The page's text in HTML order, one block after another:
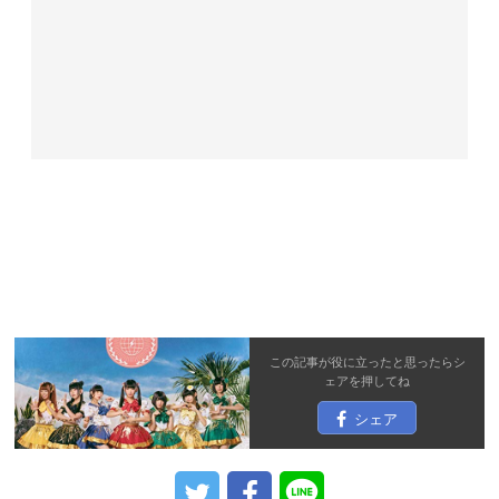
この記事が役に立ったと思ったらシ
ェアを押してね
シェア